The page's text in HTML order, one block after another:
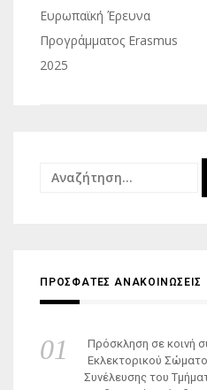
Πλοήγηση
άρθρων
Ευρωπαϊκή Έρευνα
Προγράμματος Erasmus
2025
Αναζήτηση
ΠΡΟΣΦΑΤΕΣ ΑΝΑΚΟΙΝΩΣΕΙΣ
Πρόσκληση σε κοινή
Εκλεκτορικού
Συνέλευσης του